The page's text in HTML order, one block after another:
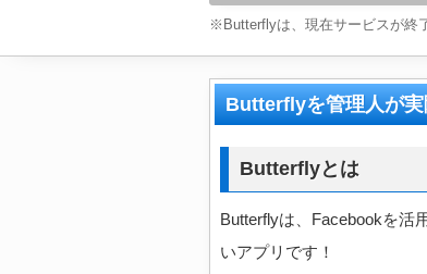
※Butterflyは、現在サービスが終
Butterflyを管理人が実
Butterflyとは
Butterflyは、Facebookを活
いアプリです！